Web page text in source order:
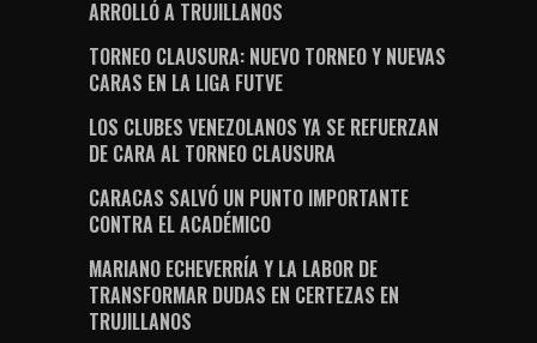
ARROLLÓ A TRUJILLANOS
TORNEO CLAUSURA: NUEVO TORNEO Y NUEVAS
CARAS EN LA LIGA FUTVE
LOS CLUBES VENEZOLANOS YA SE REFUERZAN
DE CARA AL TORNEO CLAUSURA
CARACAS SALVÓ UN PUNTO IMPORTANTE
CONTRA EL ACADÉMICO
MARIANO ECHEVERRÍA Y LA LABOR DE
TRANSFORMAR DUDAS EN CERTEZAS EN
TRUJILLANOS